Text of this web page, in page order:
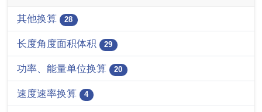
其他换算 28
长度角度面积体积 29
功率、能量单位换算 20
速度速率换算 4